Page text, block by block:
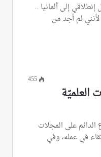
إلى ألمانيا ..
لم أجد من
455
على المجلات
في عمله، وفي